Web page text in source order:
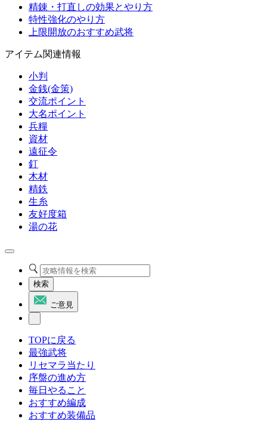
精錬・打直しの効果とやり方
特性強化のやり方
上限開放のおすすめ武将
アイテム関連情報
小判
金銭(金策)
交流ポイント
大名ポイント
兵糧
資材
遠征令
釘
木材
精鉄
生糸
友好度箱
湯の花
検索
ご意見
TOPに戻る
最強武将
リセマラ当たり
序盤の進め方
毎日やること
おすすめ編成
おすすめ装備品